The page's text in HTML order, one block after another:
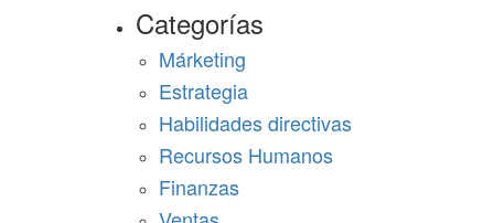
Categorías
Márketing
Estrategia
Habilidades directivas
Recursos Humanos
Finanzas